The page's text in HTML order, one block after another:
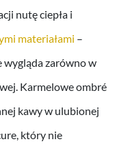
nutę ciepła i
materiałami –
wygląda zarówno w
Karmelowe ombré
kawy w ulubionej
który nie